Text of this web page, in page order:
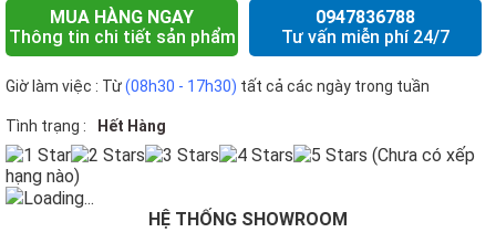
MUA HÀNG NGAY
Thông tin chi tiết sản phẩm
0947836788
Tư vấn miễn phí 24/7
Giờ làm việc : Từ(08h30 - 17h30) tất cả các ngày trong tuần
Tình trạng : Hết Hàng
(Chưa có xếp
hạng nào)
Loading...
HỆ THỐNG SHOWROOM